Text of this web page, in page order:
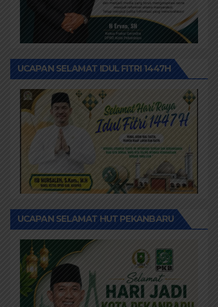
UCAPAN SELAMAT IDUL FITRI 1447H
UCAPAN SELAMAT HUT PEKANBARU